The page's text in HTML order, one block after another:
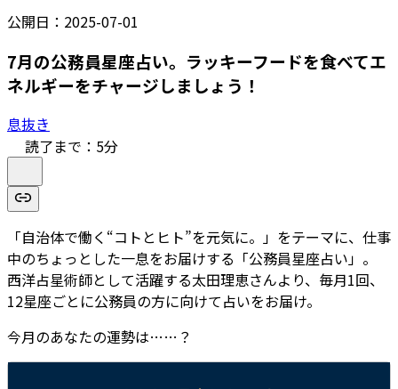
公開日： 2025-07-01
7月の公務員星座占い。ラッキーフードを食べてエ
ネルギーをチャージしましょう！
息抜き
読了まで： 5分
「自治体で働く“コトとヒト”を元気に。」をテーマに、仕事
中のちょっとした一息をお届けする「公務員星座占い」。
西洋占星術師として活躍する太田理恵さんより、毎月1回、
12星座ごとに公務員の方に向けて占いをお届け。
今月のあなたの運勢は……？